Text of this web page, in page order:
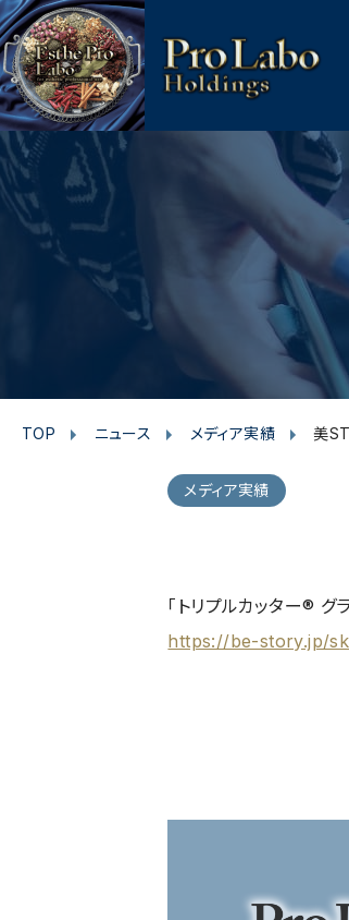
このページの本文へ
TOP ニュース メディア実績 美
メディア実績
「トリプルカッター® グ
https://be-story.jp/
p
a
g
e
t
o
p
n
s
t
a
c
e
b
o
k
i
t
e
r